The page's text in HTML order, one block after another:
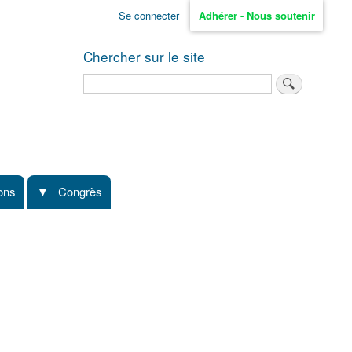
Se connecter Adhérer - Nous soutenir
Chercher sur le site
Congrès